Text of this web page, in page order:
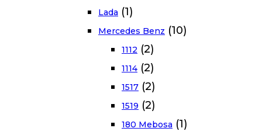
Lada (1)
Mercedes Benz (10)
1112 (2)
1114 (2)
1517 (2)
1519 (2)
180 Mebosa (1)